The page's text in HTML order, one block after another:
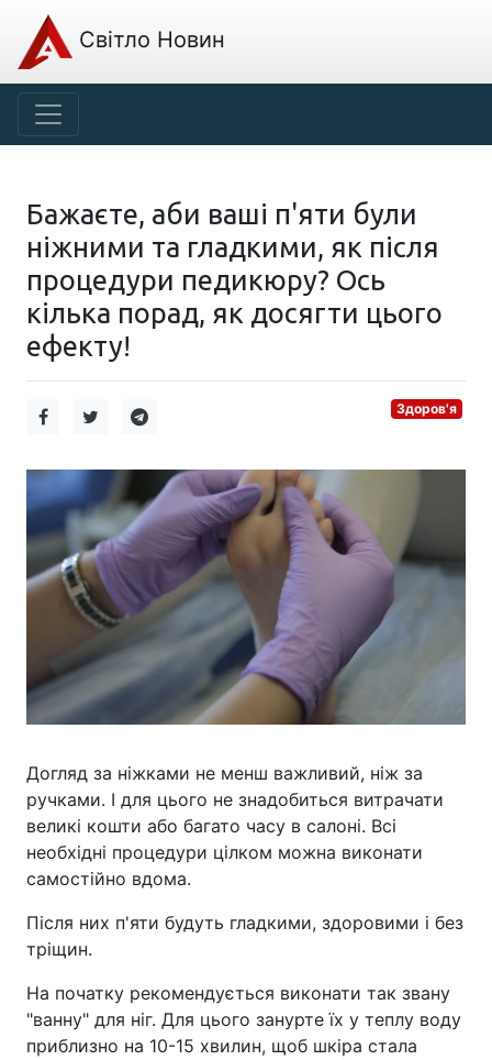
Світло Новин
Бажаєте, аби ваші п'яти були
ніжними та гладкими, як після
процедури педикюру? Ось
кілька порад, як досягти цього
ефекту!
Здоров'я
Догляд за ніжками не менш важливий, ніж за
ручками. І для цього не знадобиться витрачати
великі кошти або багато часу в салоні. Всі
необхідні процедури цілком можна виконати
самостійно вдома.
Після них п'яти будуть гладкими, здоровими і без
тріщин.
На початку рекомендується виконати так звану
"ванну" для ніг. Для цього занурте їх у теплу воду
приблизно на 10-15 хвилин, щоб шкіра стала